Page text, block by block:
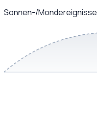
Sonnen-/Mondereignisse